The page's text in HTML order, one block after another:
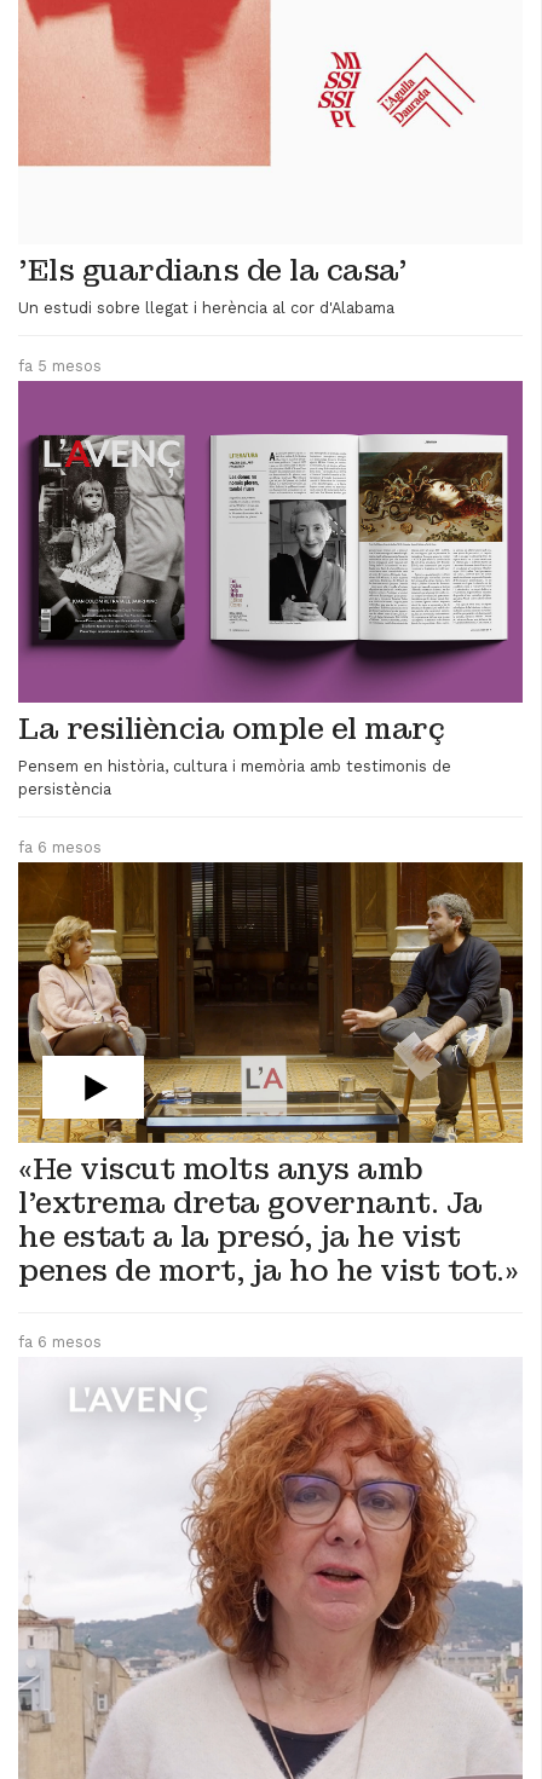
'Els guardians de la casa'
Un estudi sobre llegat i herència al cor d'Alabama
fa 5 mesos
La resiliència omple el març
Pensem en història, cultura i memòria amb testimonis de
persistència
fa 6 mesos
«He viscut molts anys amb
l’extrema dreta governant. Ja
he estat a la presó, ja he vist
penes de mort, ja ho he vist tot.»
fa 6 mesos